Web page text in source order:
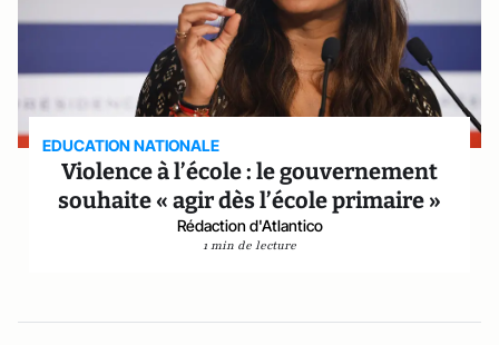
EDUCATION NATIONALE
Violence à l’école : le gouvernement
souhaite « agir dès l’école primaire »
Rédaction d'Atlantico
1 min de lecture